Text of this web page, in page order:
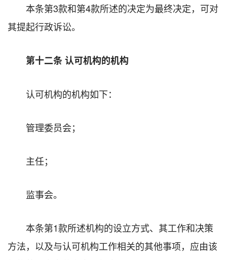
本条第3款和第4款所述的决定为最终决定，可对
其提起行政诉讼。
第十二条 认可机构的机构
认可机构的机构如下：
管理委员会；
主任；
监事会。
本条第1款所述机构的设立方式、其工作和决策
方法，以及与认可机构工作相关的其他事项，应由该